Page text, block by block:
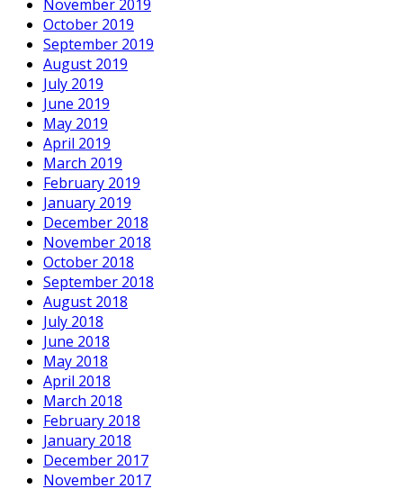
November 2019
October 2019
September 2019
August 2019
July 2019
June 2019
May 2019
April 2019
March 2019
February 2019
January 2019
December 2018
November 2018
October 2018
September 2018
August 2018
July 2018
June 2018
May 2018
April 2018
March 2018
February 2018
January 2018
December 2017
November 2017